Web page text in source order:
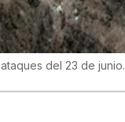
del 23 de junio.